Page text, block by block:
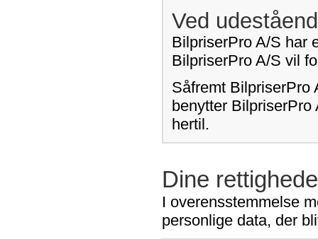
Ved
BilpriserPro A/S har
BilpriserPro A/S vil
Såfremt BilpriserPro
benytter
hertil.
Dine
I overensstemmelse
personlige data, der